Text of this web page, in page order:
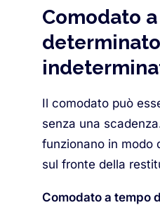
Comodato
Il comodato può
senza una
funzionano in modo
sul fronte della
Comodato a tempo